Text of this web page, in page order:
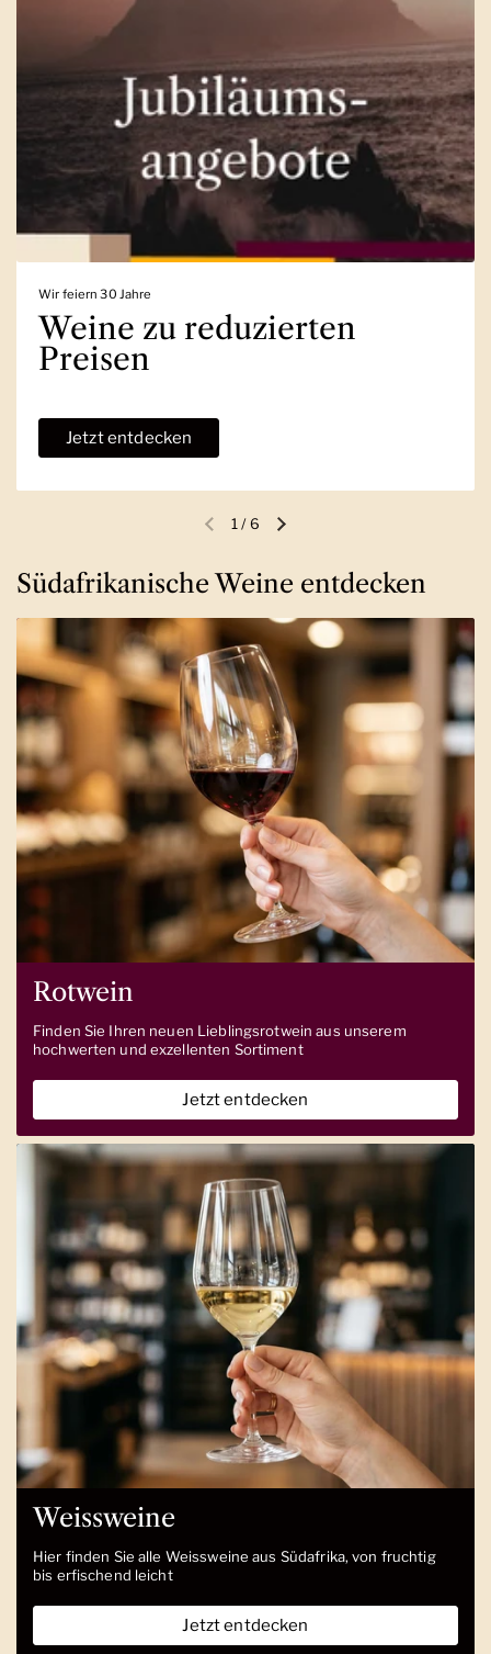
Wir feiern 30 Jahre
Weine zu reduzierten
Preisen
Jetzt entdecken
Vorherige FolieNächste Folie
1 /6
Südafrikanische Weine entdecken
Rotwein
Finden Sie Ihren neuen Lieblingsrotwein aus unserem
hochwerten und exzellenten Sortiment
Jetzt entdecken
Weissweine
Hier finden Sie alle Weissweine aus Südafrika, von fruchtig
bis erfischend leicht
Jetzt entdecken